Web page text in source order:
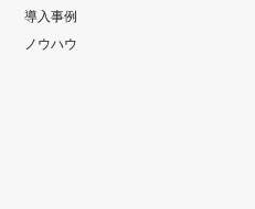
導入事例
ノウハウ